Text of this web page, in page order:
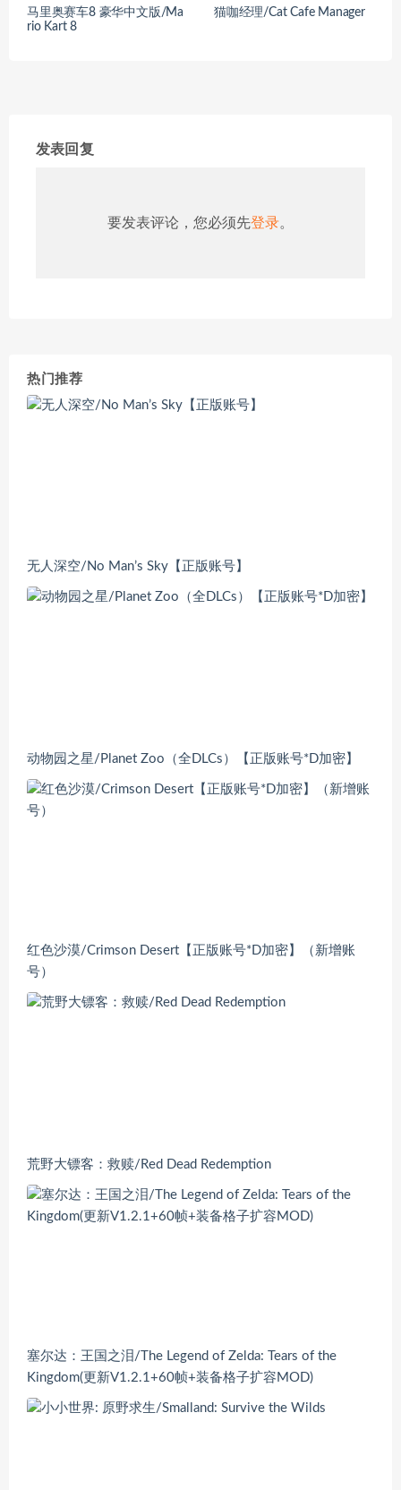
马里奥赛车8 豪华中文版/Ma
rio Kart 8
猫咖经理/Cat Cafe Manager
发表回复
要发表评论，您必须先登录。
热门推荐
无人深空/No Man’s Sky【正版账号】
动物园之星/Planet Zoo（全DLCs）【正版账号*D加密】
红色沙漠/Crimson Desert【正版账号*D加密】（新增账
号）
荒野大镖客：救赎/Red Dead Redemption
塞尔达：王国之泪/The Legend of Zelda: Tears of the
Kingdom(更新V1.2.1+60帧+装备格子扩容MOD)